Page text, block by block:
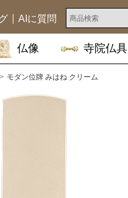
AIに質問
仏像 寺院仏具
モダン位牌 みはね クリーム